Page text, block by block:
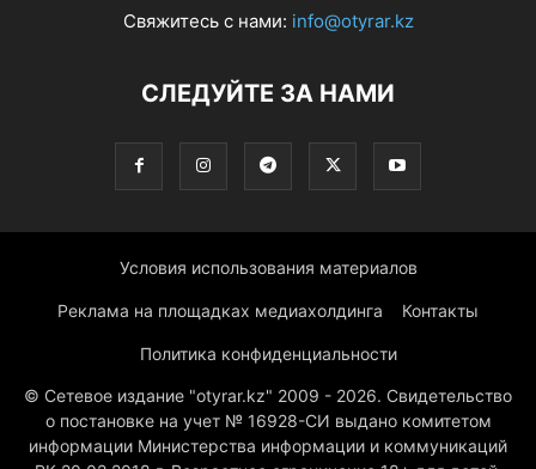
Свяжитесь с нами: info@otyrar.kz
СЛЕДУЙТЕ ЗА НАМИ
Условия использования материалов
Реклама на площадках медиахолдинга Контакты
Политика конфиденциальности
© Сетевое издание "otyrar.kz" 2009 - 2026. Свидетельство
о постановке на учет № 16928-СИ выдано комитетом
информации Министерства информации и коммуникаций